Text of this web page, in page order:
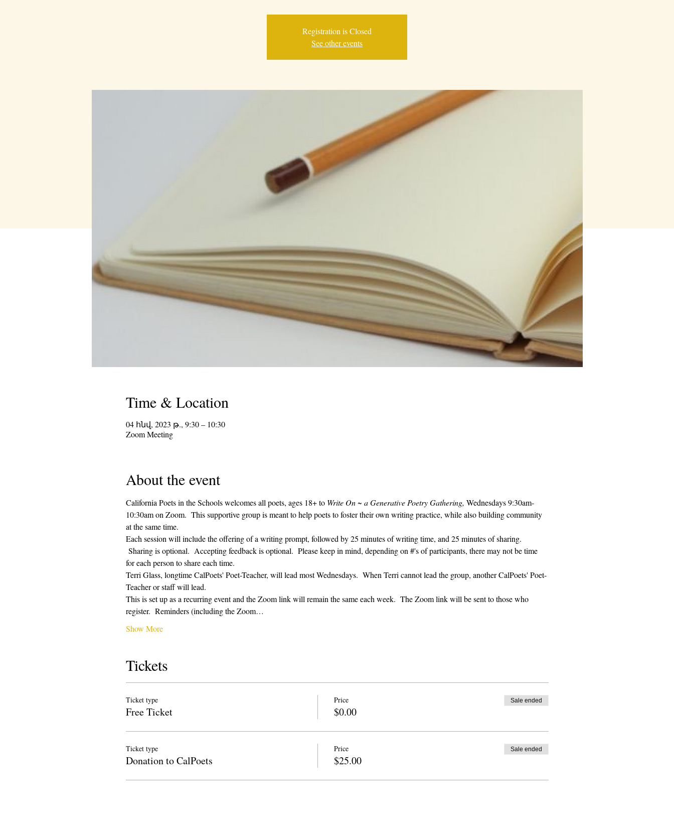
Registration is Closed
See other events
Time & Location
04 հնվ, 2023 թ., 9:30 – 10:30
Zoom Meeting
About the event
California Poets in the Schools welcomes all poets, ages 18+ to Write On ~ a Generative Poetry Gathering, Wednesdays 9:30am-
10:30am on Zoom.  This supportive group is meant to help poets to foster their own writing practice, while also building community
at the same time.
Each session will include the offering of a writing prompt, followed by 25 minutes of writing time, and 25 minutes of sharing.
Sharing is optional.  Accepting feedback is optional.  Please keep in mind, depending on #'s of participants, there may not be time
for each person to share each time.
Terri Glass, longtime CalPoets' Poet-Teacher, will lead most Wednesdays.  When Terri cannot lead the group, another CalPoets' Poet-
Teacher or staff will lead.
This is set up as a recurring event and the Zoom link will remain the same each week.  The Zoom link will be sent to those who
register.  Reminders (including the Zoom…
Show More
Tickets
Ticket type
Free Ticket
Price
$0.00
Sale ended
Ticket type
Donation to CalPoets
Price
$25.00
Sale ended